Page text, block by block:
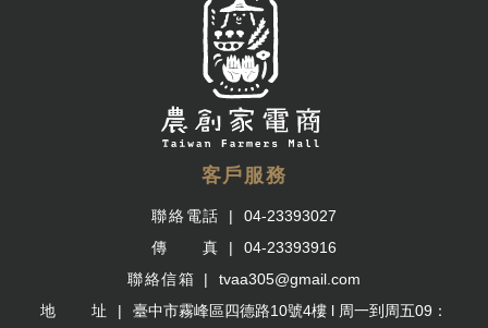
客戶服務
聯絡電話
04-23393027
傳 真
04-23393916
聯絡信箱
tvaa305@gmail.com
地 址
臺中市霧峰區四德路10號4樓 l 周一到周五09：